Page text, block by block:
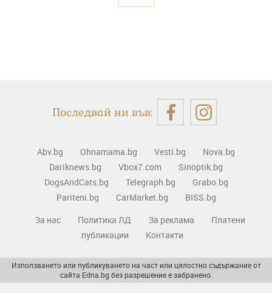
Последвай ни във:
Abv.bg Ohnamama.bg Vesti.bg
Nova.bg
Dariknews.bg
Vbox7.com
Sinoptik.bg
DogsAndCats.bg
Telegraph.bg
Grabo.bg
Pariteni.bg
CarMarket.bg
BISS.bg
За нас
Политика ЛД За реклама
Платени
публикации
Контакти
Използването или публикуването на част или цялостно съдържание от
сайта Edna.bg без разрешение е забранено.